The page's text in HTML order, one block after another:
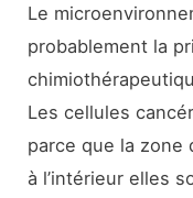
Le
probablement la
Les cellules
parce que la zone
à l’intérieur elles